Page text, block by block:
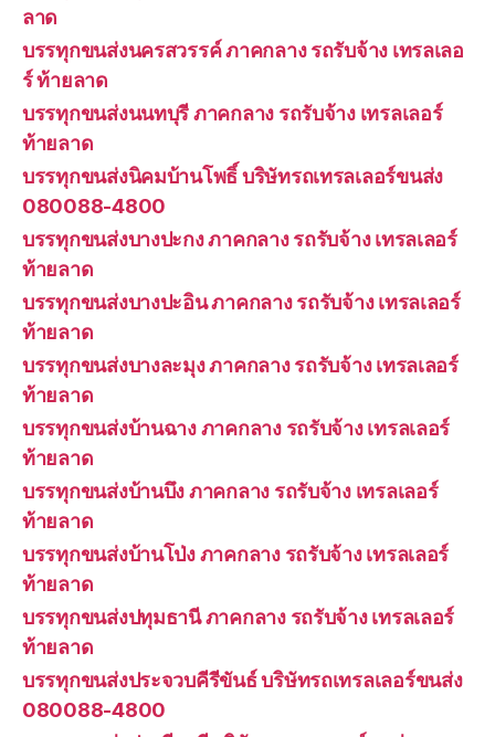
ลาด
บรรทุกขนส่งนครสวรรค์ ภาคกลาง รถรับจ้าง เทรลเลอ
ร์ ท้ายลาด
บรรทุกขนส่งนนทบุรี ภาคกลาง รถรับจ้าง เทรลเลอร์
ท้ายลาด
บรรทุกขนส่งนิคมบ้านโพธิ์ บริษัทรถเทรลเลอร์ขนส่ง
080088-4800
บรรทุกขนส่งบางปะกง ภาคกลาง รถรับจ้าง เทรลเลอร์
ท้ายลาด
บรรทุกขนส่งบางปะอิน ภาคกลาง รถรับจ้าง เทรลเลอร์
ท้ายลาด
บรรทุกขนส่งบางละมุง ภาคกลาง รถรับจ้าง เทรลเลอร์
ท้ายลาด
บรรทุกขนส่งบ้านฉาง ภาคกลาง รถรับจ้าง เทรลเลอร์
ท้ายลาด
บรรทุกขนส่งบ้านบึง ภาคกลาง รถรับจ้าง เทรลเลอร์
ท้ายลาด
บรรทุกขนส่งบ้านโป่ง ภาคกลาง รถรับจ้าง เทรลเลอร์
ท้ายลาด
บรรทุกขนส่งปทุมธานี ภาคกลาง รถรับจ้าง เทรลเลอร์
ท้ายลาด
บรรทุกขนส่งประจวบคีรีขันธ์ บริษัทรถเทรลเลอร์ขนส่ง
080088-4800